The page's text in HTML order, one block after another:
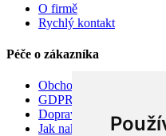
O firmě
Rychlý kontakt
Péče o zákazníka
Obchodní podmínky
GDPR
Doprava
Jak nakupovat